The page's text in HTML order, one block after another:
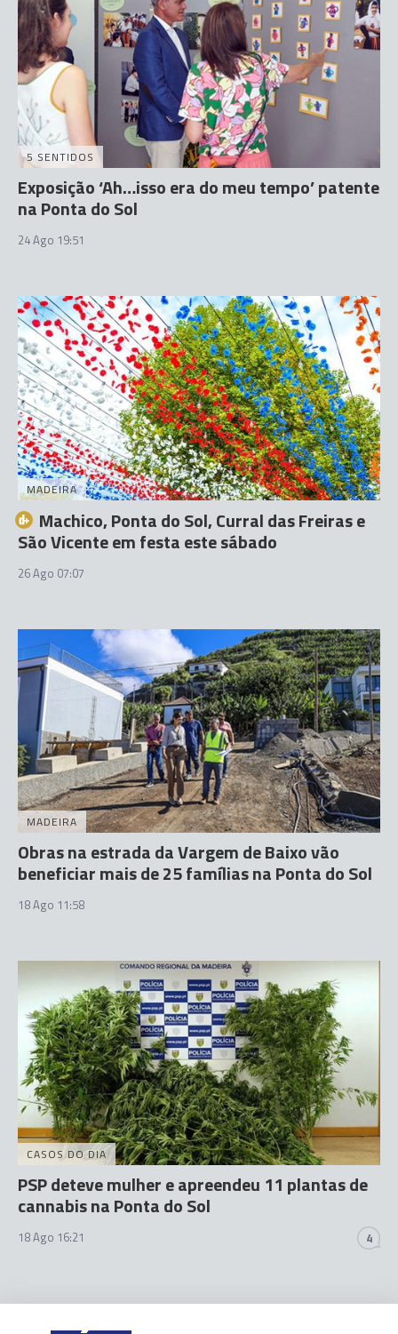
5 SENTIDOS
Exposição ‘Ah…isso era do meu tempo’ patente
na Ponta do Sol
24 Ago 19:51
MADEIRA
Machico, Ponta do Sol, Curral das Freiras e
São Vicente em festa este sábado
26 Ago 07:07
MADEIRA
Obras na estrada da Vargem de Baixo vão
beneficiar mais de 25 famílias na Ponta do Sol
18 Ago 11:58
CASOS DO DIA
PSP deteve mulher e apreendeu 11 plantas de
cannabis na Ponta do Sol
18 Ago 16:21 4